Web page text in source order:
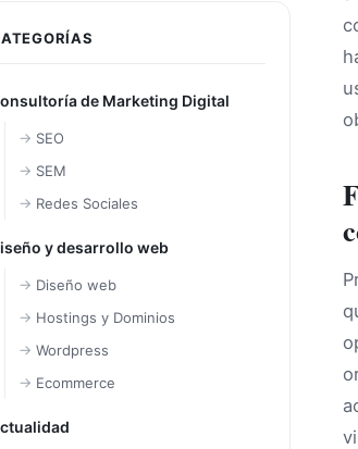
de Marketing Digital
SEO
SEM
Redes Sociales
y desarrollo web
Diseño web
Hostings y Dominios
Wordpress
Ecommerce